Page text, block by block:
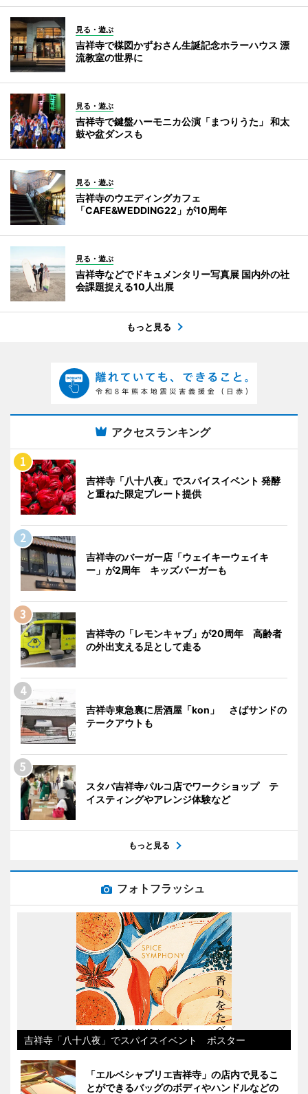
見る・遊ぶ
吉祥寺で楳図かずおさん生誕記念ホラーハウス 漂
流教室の世界に
見る・遊ぶ
吉祥寺で鍵盤ハーモニカ公演「まつりうた」 和太
鼓や盆ダンスも
見る・遊ぶ
吉祥寺のウエディングカフェ
「CAFE&WEDDING22」が10周年
見る・遊ぶ
吉祥寺などでドキュメンタリー写真展 国内外の社
会課題捉える10人出展
もっと見る
アクセスランキング
吉祥寺「八十八夜」でスパイスイベント 発酵
と重ねた限定プレート提供
吉祥寺のバーガー店「ウェイキーウェイキ
ー」が2周年 キッズバーガーも
吉祥寺の「レモンキャブ」が20周年 高齢者
の外出支える足として走る
吉祥寺東急裏に居酒屋「kon」 さばサンドの
テークアウトも
スタバ吉祥寺パルコ店でワークショップ テ
イスティングやアレンジ体験など
もっと見る
フォトフラッシュ
吉祥寺「八十八夜」でスパイスイベント ポスター
「エルベシャプリエ吉祥寺」の店内で見るこ
とができるバッグのボディやハンドルなどの